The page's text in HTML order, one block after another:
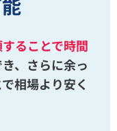
ることで時間
、さらに余っ
相場より安く